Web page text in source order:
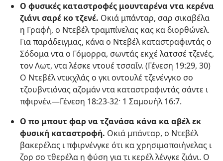
Ο φυσικές καταστροφές μουνταρένα ντα κερένα
ζιάνι σαρέ κο τζενέ. Οκιά μπάνταρ, σαρ σικαβέλα
η Γραφή, ο Ντεβέλ τραμπίνελας κας κα διορθώνελ.
Για παράδειγμας, κάνα ο Ντεβέλ καταστραφιντάς ο
Σόδομα ντα ο Γόμορρα, σωντάς εκχέ λατσσέ τζενές,
τον Λωτ, ντα λέσκε ντουέ τσσαΐν. (Γένεση 19:29, 30)
Ο Ντεβέλ ντικχλάς ο γκι οντουλέ τζενένγκο σο
τζουβντιόνας αζομάν ντα καταστραφιντάς σάντε ι
πφιρνέν.​—Γένεση 18:23-​32· 1 Σαμουήλ 16:7.
Ο πο μπουτ φαρ να τζανάσα κάνα κα αβέλ εκ
φυσική καταστροφή. Οκιά μπάνταρ, ο Ντεβέλ
βακερέλας ι πφιρνένγκε ότι κα χρησιμοποιήνελας ι
ζορ σο τθερέλα η φύση για τι κερέλ λένγκε ζιάνι. Ο